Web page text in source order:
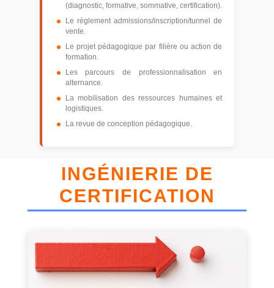
(diagnostic, formative, sommative, certification).
Le règlement admissions/inscription/tunnel de
vente.
Le projet pédagogique par filière ou action de
formation.
Les parcours de professionnalisation en
alternance.
La mobilisation des ressources humaines et
logistiques.
La revue de conception pédagogique.
INGÉNIERIE DE
CERTIFICATION